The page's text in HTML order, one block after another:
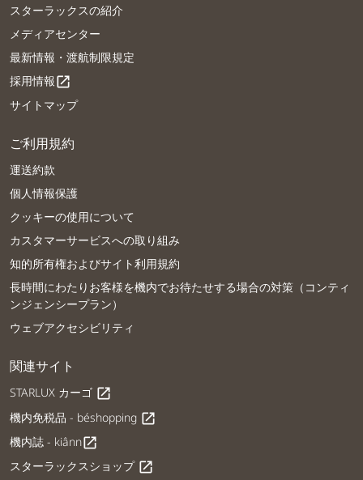
スターラックスの紹介
メディアセンター
最新情報・渡航制限規定
採用情報open_in_new
サイトマップ
ご利用規約
運送約款
個人情報保護
クッキーの使用について
カスタマーサービスへの取り組み
知的所有権およびサイト利用規約
長時間にわたりお客様を機内でお待たせする場合の対策（コンティ
ンジェンシープラン）
ウェブアクセシビリティ
関連サイト
STARLUX カーゴ open_in_new
機内免税品 - béshopping open_in_new
機内誌 - kiânnopen_in_new
スターラックスショップ open_in_new